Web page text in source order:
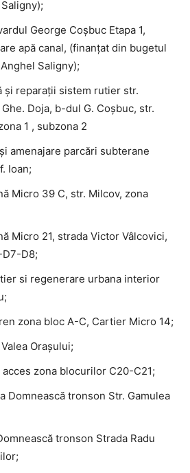
George Coșbuc Etapa 1,
apă canal, (finanțat din bugetul
Saligny);
și reparații sistem rutier str.
Doja, b-dul G. Coșbuc, str.
1 , subzona 2
amenajare parcări subterane
Ioan;
Micro 39 C, str. Milcov, zona
Micro 21, strada Victor Vâlcovici,
D8;
si regenerare urbana interior
zona bloc A-C, Cartier Micro 14;
Orașului;
zona blocurilor C20-C21;
Domnească tronson Str. Gamulea
tronson Strada Radu